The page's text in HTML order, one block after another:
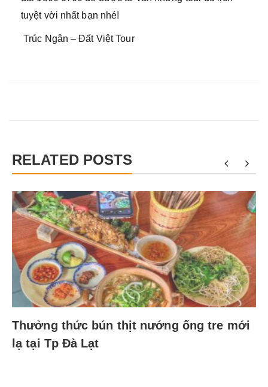
tuyệt vời nhất bạn nhé!
Trúc Ngân – Đất Việt Tour
RELATED POSTS
Thưởng thức bún thịt nướng ống tre mới
lạ tại Tp Đà Lạt